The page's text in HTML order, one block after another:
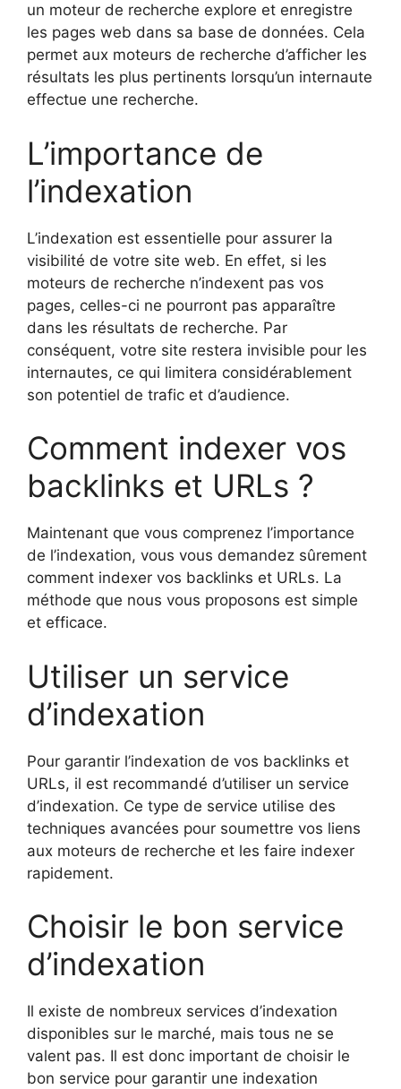
un moteur de recherche explore et enregistre
les pages web dans sa base de données. Cela
permet aux moteurs de recherche d’afficher les
résultats les plus pertinents lorsqu’un internaute
effectue une recherche.
L’importance de
l’indexation
L’indexation est essentielle pour assurer la
visibilité de votre site web. En effet, si les
moteurs de recherche n’indexent pas vos
pages, celles-ci ne pourront pas apparaître
dans les résultats de recherche. Par
conséquent, votre site restera invisible pour les
internautes, ce qui limitera considérablement
son potentiel de trafic et d’audience.
Comment indexer vos
backlinks et URLs ?
Maintenant que vous comprenez l’importance
de l’indexation, vous vous demandez sûrement
comment indexer vos backlinks et URLs. La
méthode que nous vous proposons est simple
et efficace.
Utiliser un service
d’indexation
Pour garantir l’indexation de vos backlinks et
URLs, il est recommandé d’utiliser un service
d’indexation. Ce type de service utilise des
techniques avancées pour soumettre vos liens
aux moteurs de recherche et les faire indexer
rapidement.
Choisir le bon service
d’indexation
Il existe de nombreux services d’indexation
disponibles sur le marché, mais tous ne se
valent pas. Il est donc important de choisir le
bon service pour garantir une indexation